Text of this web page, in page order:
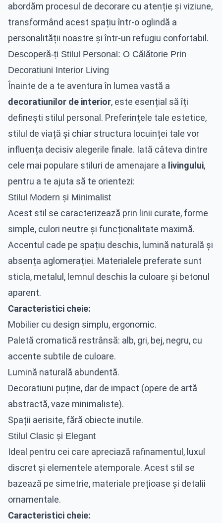
abordăm procesul de decorare cu atenție și viziune,
transformând acest spațiu într-o oglindă a
personalității noastre și într-un refugiu confortabil.
Descoperă-ți Stilul Personal: O Călătorie Prin
Decoratiuni Interior Living
Înainte de a te aventura în lumea vastă a
decoratiunilor de interior, este esențial să îți
definești stilul personal. Preferințele tale estetice,
stilul de viață și chiar structura locuinței tale vor
influența decisiv alegerile finale. Iată câteva dintre
cele mai populare stiluri de amenajare a livingului,
pentru a te ajuta să te orientezi:
Stilul Modern și Minimalist
Acest stil se caracterizează prin linii curate, forme
simple, culori neutre și funcționalitate maximă.
Accentul cade pe spațiu deschis, lumină naturală și
absența aglomerației. Materialele preferate sunt
sticla, metalul, lemnul deschis la culoare și betonul
aparent.
Caracteristici cheie:
Mobilier cu design simplu, ergonomic.
Paletă cromatică restrânsă: alb, gri, bej, negru, cu
accente subtile de culoare.
Lumină naturală abundentă.
Decoratiuni puține, dar de impact (opere de artă
abstractă, vaze minimaliste).
Spații aerisite, fără obiecte inutile.
Stilul Clasic și Elegant
Ideal pentru cei care apreciază rafinamentul, luxul
discret și elementele atemporale. Acest stil se
bazează pe simetrie, materiale prețioase și detalii
ornamentale.
Caracteristici cheie: